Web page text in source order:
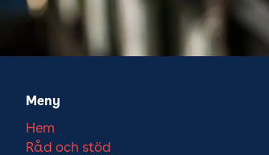
Meny
Hem
Råd och stöd